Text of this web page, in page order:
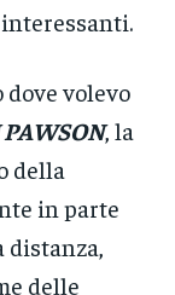
dove volevo
PAWSON, la
della
in parte
distanza,
delle